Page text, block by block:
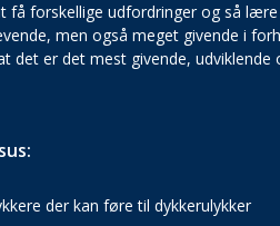
få forskellige udfordringer og så
men også meget givende i
det er det mest givende,
der kan føre til dykkerulykker